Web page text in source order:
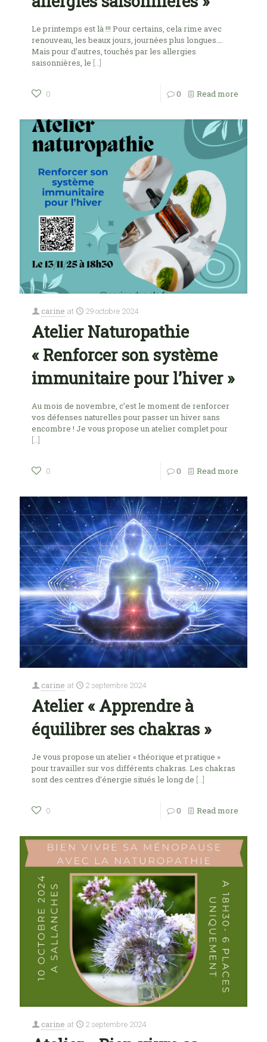
Le printemps est là !!! Pour certains, cela rime avec
renouveau, les beaux jours, journées plus longues….
Mais pour d’autres, touchés par les allergies
saisonnières, le […]
0 0 Read more
carine at 29 octobre 2024
Atelier Naturopathie
« Renforcer son système
immunitaire pour l’hiver »
Au mois de novembre, c’est le moment de renforcer
vos défenses naturelles pour passer un hiver sans
encombre ! Je vous propose un atelier complet pour
[…]
0 0 Read more
carine at 2 septembre 2024
Atelier « Apprendre à
équilibrer ses chakras »
Je vous propose un atelier « théorique et pratique »
pour travailler sur vos différents chakras. Les chakras
sont des centres d’énergie situés le long de […]
0 0 Read more
carine at 2 septembre 2024